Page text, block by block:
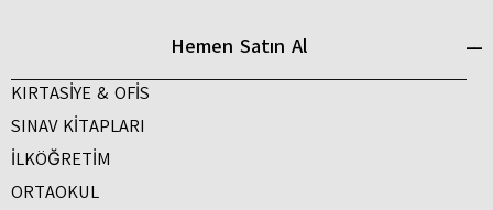
Hemen Satın Al
KIRTASİYE & OFİS
SINAV KİTAPLARI
İLKÖĞRETİM
ORTAOKUL